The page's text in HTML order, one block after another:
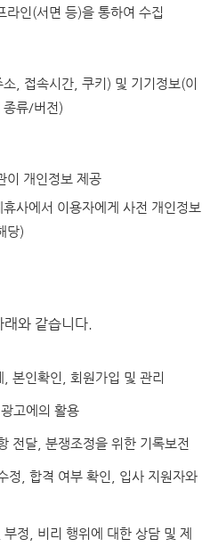
라인(서면 등)을 통하여 수집
, 접속시간, 쿠키) 및 기기정보(이
종류/버전)
이 개인정보 제공
사에서 이용자에게 사전 개인정보
당)
와 같습니다.
본인확인, 회원가입 및 관리
고에의 활용
전달, 분쟁조정을 위한 기록보전
정, 합격 여부 확인, 입사 지원자와
정, 비리 행위에 대한 상담 및 제